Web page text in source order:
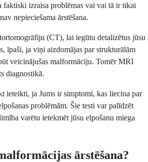
izraisa problēmas vai vai tā ir tikai
nepieciešama ārstēšana.
(CT), lai iegūtu detalizētus jūsu
īpaši, ja viņi aizdomājas par strukturālām
veicinājušas malformāciju. Tomēr MRI
diagnostikā.
ieteikti, ja Jums ir simptomi, kas liecina par
problēmām. Šie testi var palīdzēt
varētu ietekmēt jūsu elpošanu miega
ārstēšana?